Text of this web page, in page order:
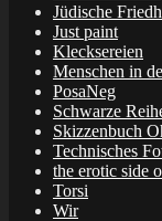
Jüdische
Just paint
Klecksereien
Menschen in
PosaNeg
Schwarze
Skizzenbuch
Technisches
the erotic side
Torsi
Wir